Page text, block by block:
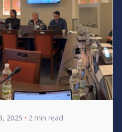
Posted by
s4nyi
2025 2 min read